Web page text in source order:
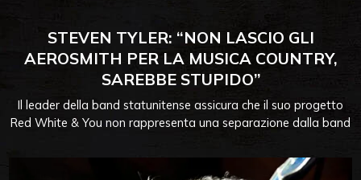
STEVEN TYLER: “NON LASCIO GLI
AEROSMITH PER LA MUSICA COUNTRY,
SAREBBE STUPIDO”
Il leader della band statunitense assicura che il suo progetto
Red White & You non rappresenta una separazione dalla band